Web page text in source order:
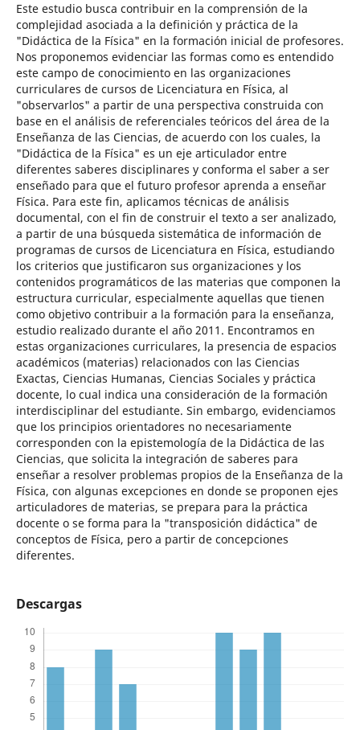
Este estudio busca contribuir en la comprensión de la
complejidad asociada a la definición y práctica de la
"Didáctica de la Física" en la formación inicial de profesores.
Nos proponemos evidenciar las formas como es entendido
este campo de conocimiento en las organizaciones
curriculares de cursos de Licenciatura en Física, al
"observarlos" a partir de una perspectiva construida con
base en el análisis de referenciales teóricos del área de la
Enseñanza de las Ciencias, de acuerdo con los cuales, la
"Didáctica de la Física" es un eje articulador entre
diferentes saberes disciplinares y conforma el saber a ser
enseñado para que el futuro profesor aprenda a enseñar
Física. Para este fin, aplicamos técnicas de análisis
documental, con el fin de construir el texto a ser analizado,
a partir de una búsqueda sistemática de información de
programas de cursos de Licenciatura en Física, estudiando
los criterios que justificaron sus organizaciones y los
contenidos programáticos de las materias que componen la
estructura curricular, especialmente aquellas que tienen
como objetivo contribuir a la formación para la enseñanza,
estudio realizado durante el año 2011. Encontramos en
estas organizaciones curriculares, la presencia de espacios
académicos (materias) relacionados con las Ciencias
Exactas, Ciencias Humanas, Ciencias Sociales y práctica
docente, lo cual indica una consideración de la formación
interdisciplinar del estudiante. Sin embargo, evidenciamos
que los principios orientadores no necesariamente
corresponden con la epistemología de la Didáctica de las
Ciencias, que solicita la integración de saberes para
enseñar a resolver problemas propios de la Enseñanza de la
Física, con algunas excepciones en donde se proponen ejes
articuladores de materias, se prepara para la práctica
docente o se forma para la "transposición didáctica" de
conceptos de Física, pero a partir de concepciones
diferentes.
Descargas